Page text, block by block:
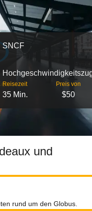
SNCF
Reisezeit
35 Min.
Preis von
$50
und
rund um den Globus.